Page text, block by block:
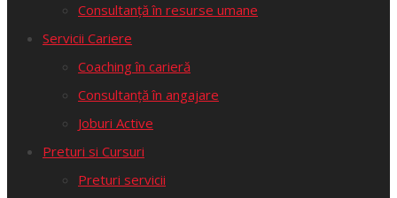
Consultanță în resurse umane
Servicii Cariere
Coaching în carieră
Consultanță în angajare
Joburi Active
Preturi si Cursuri
Preturi servicii